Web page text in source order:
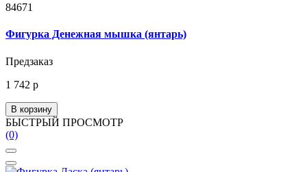
84671
Фигурка Денежная мышка (янтарь)
Предзаказ
1 742 р
В корзину
БЫСТРЫЙ ПРОСМОТР
(0)